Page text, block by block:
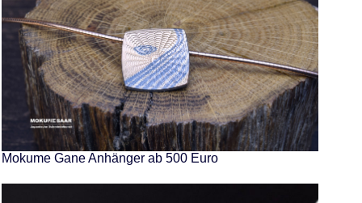
Mokume Gane Anhänger ab 500 Euro